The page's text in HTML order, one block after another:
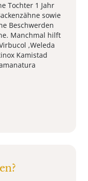
Tochter 1 Jahr
sowie
Beschwerden
Manchmal hilft
,Weleda
Kamistad